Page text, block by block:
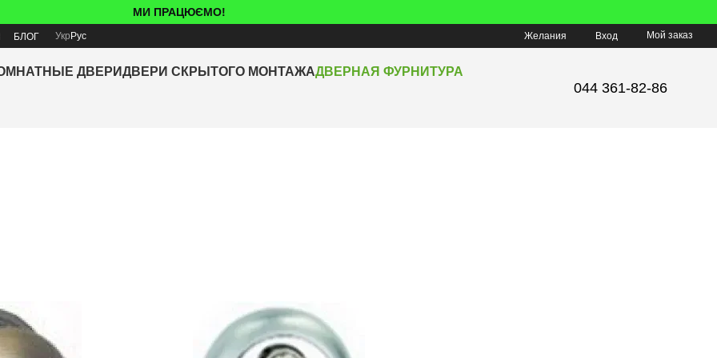
МИ ПРАЦЮЄМО!
БЛОГ Укр Рус Желания Вход Мой заказ
ДВЕРИДВЕРИ СКРЫТОГО МОНТАЖАДВЕРНАЯ ФУРНИТУРА
044 361-82-86